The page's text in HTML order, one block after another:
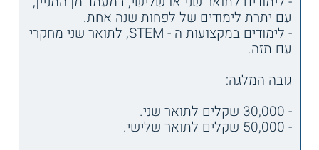
עם יתרת לימודים של לפחות שנה אחת.
- לימודים במקצועות ה - STEM, לתואר שני מחקרי
עם תזה.
גובה המלגה:
- 30,000 שקלים לתואר שני.
- 50,000 שקלים לתואר שלישי.